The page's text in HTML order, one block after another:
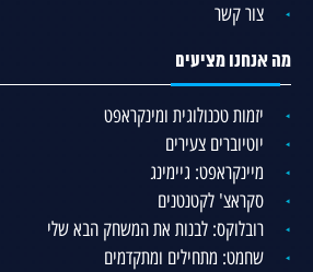
צור קשר
מה אנחנו מציעים
יזמות טכנולוגית ומינקראפט
יוטיוברים צעירים
מיינקראפט: גיימינג
סקראצ' לקטנטנים
רובלוקס: לבנות את המשחק הבא שלי
שחמט: מתחילים ומתקדמים